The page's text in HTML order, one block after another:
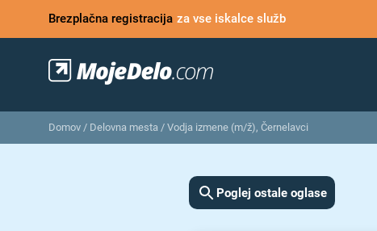
Brezplačna registracija za vse iskalce služb
Domov / Delovna mesta / Vodja izmene (m/ž), Černelavci
Poglej ostale oglase